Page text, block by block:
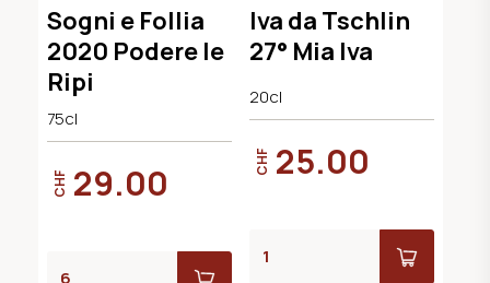
BIO-Demeter
Sogni e Follia
2020 Podere le
Ripi
75cl
CHF 29.00
Iva da Tschlin
27° Mia Iva
20cl
CHF 25.00